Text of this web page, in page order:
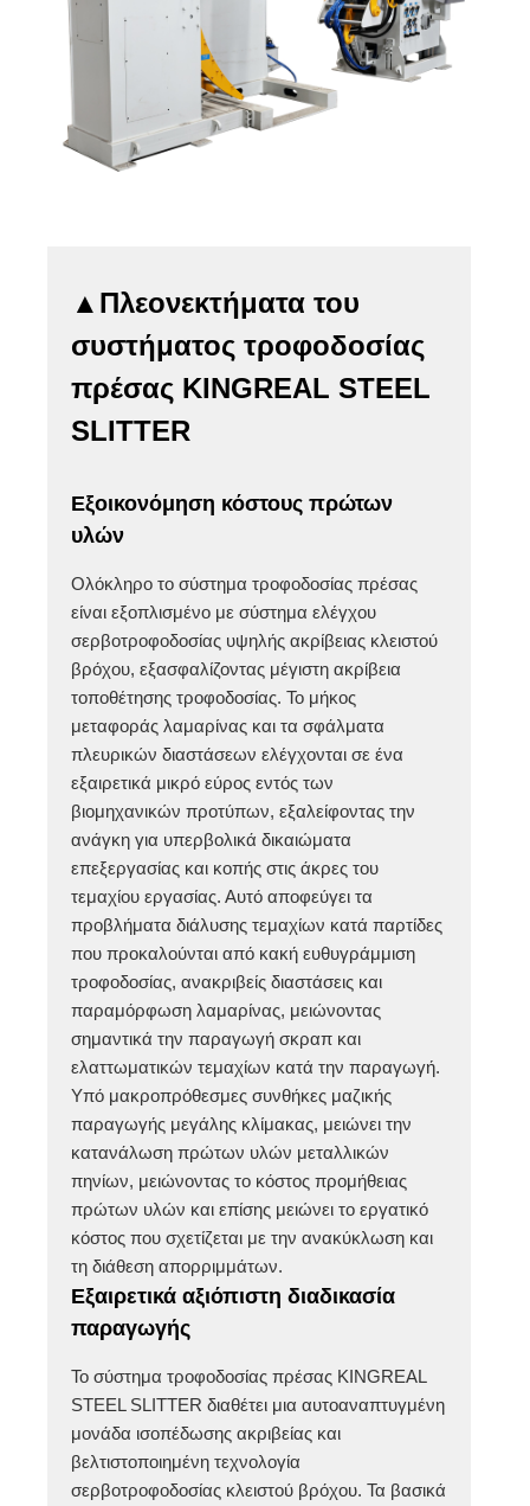
▲Πλεονεκτήματα του
συστήματος τροφοδοσίας
πρέσας KINGREAL STEEL
SLITTER
Εξοικονόμηση κόστους πρώτων
υλών
Ολόκληρο το σύστημα τροφοδοσίας πρέσας
είναι εξοπλισμένο με σύστημα ελέγχου
σερβοτροφοδοσίας υψηλής ακρίβειας κλειστού
βρόχου, εξασφαλίζοντας μέγιστη ακρίβεια
τοποθέτησης τροφοδοσίας. Το μήκος
μεταφοράς λαμαρίνας και τα σφάλματα
πλευρικών διαστάσεων ελέγχονται σε ένα
εξαιρετικά μικρό εύρος εντός των
βιομηχανικών προτύπων, εξαλείφοντας την
ανάγκη για υπερβολικά δικαιώματα
επεξεργασίας και κοπής στις άκρες του
τεμαχίου εργασίας. Αυτό αποφεύγει τα
προβλήματα διάλυσης τεμαχίων κατά παρτίδες
που προκαλούνται από κακή ευθυγράμμιση
τροφοδοσίας, ανακριβείς διαστάσεις και
παραμόρφωση λαμαρίνας, μειώνοντας
σημαντικά την παραγωγή σκραπ και
ελαττωματικών τεμαχίων κατά την παραγωγή.
Υπό μακροπρόθεσμες συνθήκες μαζικής
παραγωγής μεγάλης κλίμακας, μειώνει την
κατανάλωση πρώτων υλών μεταλλικών
πηνίων, μειώνοντας το κόστος προμήθειας
πρώτων υλών και επίσης μειώνει το εργατικό
κόστος που σχετίζεται με την ανακύκλωση και
τη διάθεση απορριμμάτων.
Εξαιρετικά αξιόπιστη διαδικασία
παραγωγής
Το σύστημα τροφοδοσίας πρέσας KINGREAL
STEEL SLITTER διαθέτει μια αυτοαναπτυγμένη
μονάδα ισοπέδωσης ακριβείας και
βελτιστοποιημένη τεχνολογία
σερβοτροφοδοσίας κλειστού βρόχου. Τα βασικά